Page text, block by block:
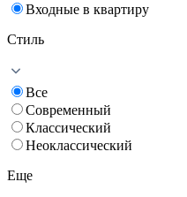
Входные в квартиру
Стиль
Все
Современный
Классический
Неоклассический
Еще